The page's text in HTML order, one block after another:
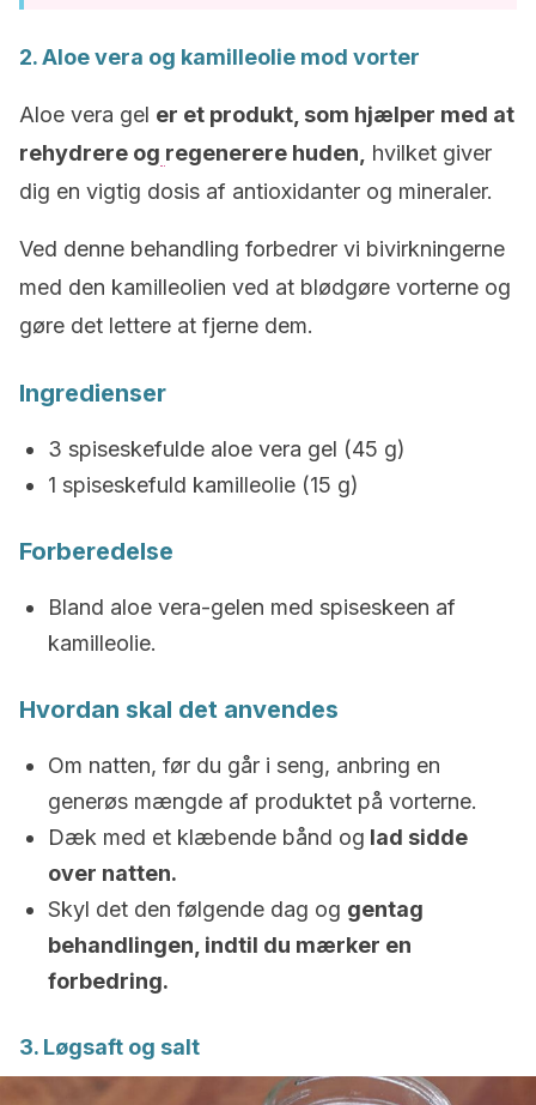
2. Aloe vera og kamilleolie mod vorter
Aloe vera gel er et produkt, som hjælper med at
rehydrere og regenerere huden,
hvilket giver
dig en vigtig dosis af antioxidanter og mineraler.
Ved denne behandling forbedrer vi bivirkningerne
med den kamilleolien ved at blødgøre vorterne og
gøre det lettere at fjerne dem.
Ingredienser
3 spiseskefulde aloe vera gel (45 g)
1 spiseskefuld kamilleolie (15 g)
Forberedelse
Bland aloe vera-gelen med spiseskeen af
kamilleolie.
Hvordan skal det anvendes
Om natten, før du går i seng, anbring en
generøs mængde af produktet på vorterne.
Dæk med et klæbende bånd og lad sidde
over natten.
Skyl det den følgende dag og gentag
behandlingen, indtil du mærker en
forbedring.
3. Løgsaft og salt